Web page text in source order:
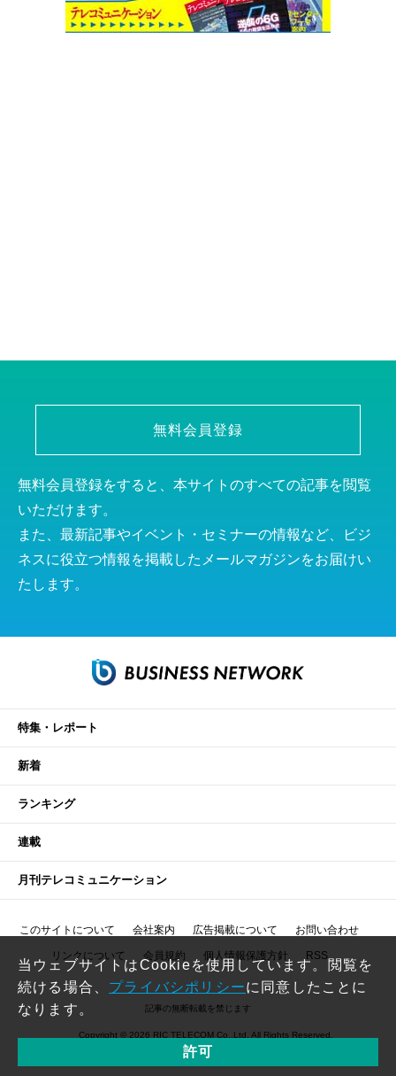
無料会員登録
無料会員登録をすると、本サイトのすべての記事を閲覧
いただけます。
また、最新記事やイベント・セミナーの情報など、ビジ
ネスに役立つ情報を掲載したメールマガジンをお届けい
たします。
特集・レポート
新着
ランキング
連載
月刊テレコミュニケーション
このサイトについて 会社案内 広告掲載について お問い合わせ
リンクについて 会員規約 個人情報保護方針 RSS
記事の無断転載を禁じます
Copyright © 2026 RIC TELECOM Co.,Ltd. All Rights Reserved.
当ウェブサイトはCookieを使用しています。閲覧を
続ける場合、 プライバシポリシーに同意したことに
なります。
許可